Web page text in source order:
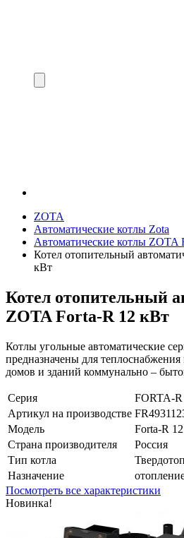
ZOTA
Автоматические котлы Zota
Автоматические котлы ZOTA
Котел отопительный
кВт
Котел отопительный
ZOTA Forta-R 12 кВт
Котлы угольные автоматические
предназначены для
домов и зданий коммунально –
Серия
FORTA-R
Артикул на производстве
Модель
Forta-R 12
Страна производителя
Россия
Тип котла
Назначение
Посмотреть все характеристики
Новинка!